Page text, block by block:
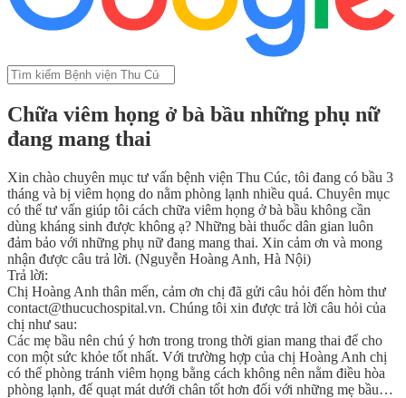
Chữa viêm họng ở bà bầu những phụ nữ
đang mang thai
Xin chào chuyên mục tư vấn bệnh viện Thu Cúc, tôi đang có bầu 3
tháng và bị viêm họng do nằm phòng lạnh nhiều quá. Chuyên mục
có thể tư vấn giúp tôi cách chữa viêm họng ở bà bầu không cần
dùng kháng sinh được không ạ? Những bài thuốc dân gian luôn
đảm bảo với những phụ nữ đang mang thai. Xin cảm ơn và mong
nhận được câu trả lời. (Nguyễn Hoàng Anh, Hà Nội)
Trả lời:
Chị Hoàng Anh thân mến, cảm ơn chị đã gửi câu hỏi đến hòm thư
contact@thucuchospital.vn. Chúng tôi xin được trả lời câu hỏi của
chị như sau:
Các mẹ bầu nên chú ý hơn trong trong thời gian mang thai để cho
con một sức khỏe tốt nhất. Với trường hợp của chị Hoàng Anh chị
có thể phòng tránh viêm họng bằng cách không nên nằm điều hòa
phòng lạnh, để quạt mát dưới chân tốt hơn đối với những mẹ bầu…